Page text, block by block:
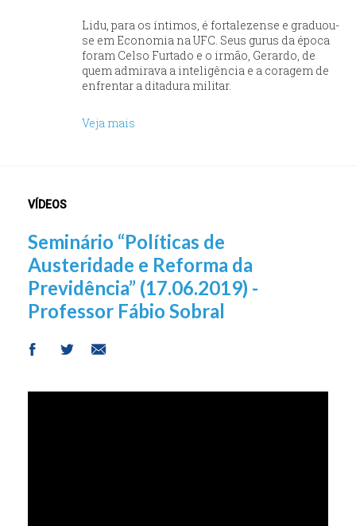
Lidu, para os íntimos, é fortalezense e graduou-
se em Economia na UFC. Seus gurus da época
foram Celso Furtado e o irmão, Gerardo, de
quem admirava a inteligência e a coragem de
enfrentar a ditadura militar.
Veja mais
VÍDEOS
Seminário “Políticas de
Austeridade e Reforma da
Previdência” (17.06.2019) -
Professor Fábio Sobral